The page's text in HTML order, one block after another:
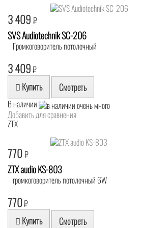
3 409 ₽
SVS Audiotechnik SC-206
Громкоговоритель потолочный
3 409₽
Купить Смотреть
В наличии
Добавить для сравнения
ZTX
770₽
ZTX audio KS-803
громкоговоритель потолочный 6W
770₽
Купить Смотреть